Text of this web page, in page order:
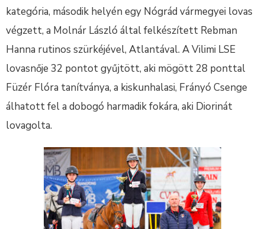
kategória, második helyén egy Nógrád vármegyei lovas
végzett, a Molnár László által felkészített Rebman
Hanna rutinos szürkéjével, Atlantával. A Vilimi LSE
lovasnője 32 pontot gyűjtött, aki mögött 28 ponttal
Füzér Flóra tanítványa, a kiskunhalasi, Frányó Csenge
álhatott fel a dobogó harmadik fokára, aki Diorinát
lovagolta.